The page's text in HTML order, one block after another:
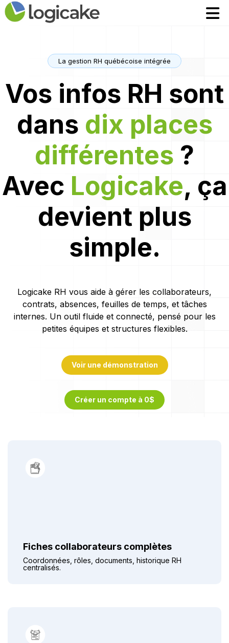
Tarifs
EN
Robin assistant AI
Se connecter
La gestion RH québécoise intégrée
Vos infos RH sont
dans dix places
différentes ?
Avec Logicake, ça
devient plus
simple.
Logicake RH vous aide à gérer les collaborateurs,
contrats, absences, feuilles de temps, et tâches
internes. Un outil fluide et connecté, pensé pour les
petites équipes et structures flexibles.
Voir une démonstration
Créer un compte à 0$
Fiches collaborateurs complètes
Coordonnées, rôles, documents, historique RH
centralisés.
Accueil
Tarifs
EN
Robin assistant AI
Se connecter